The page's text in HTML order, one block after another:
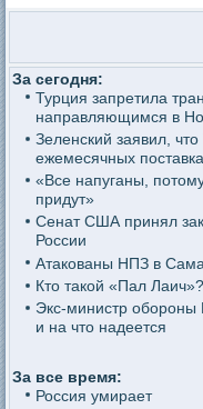
За сегодня:
Турция запретила
направляющимся в
Зеленский заявил,
ежемесячных
«Все напуганы,
придут»
Сенат США принял
России
Атакованы НПЗ в
Кто такой «Пал
Экс-министр обороны
и на что надеется
За все время:
Россия умирает